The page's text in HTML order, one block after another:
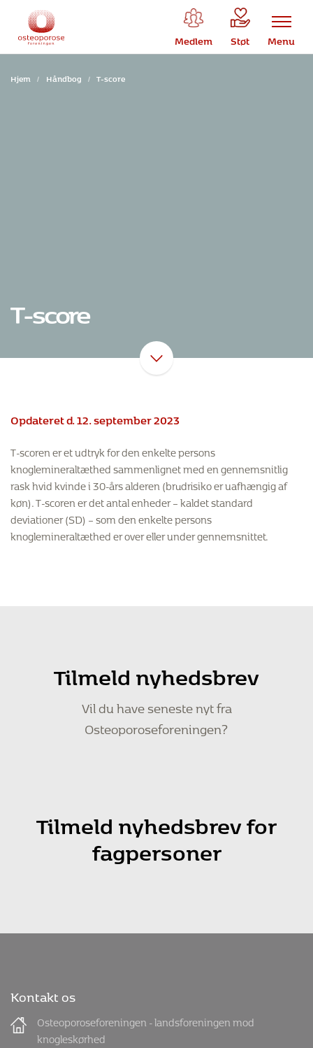
Medlem Støt Menu
Hjem / Håndbog / T-score
T-score
Opdateret d. 12. september 2023
T-scoren er et udtryk for den enkelte persons
knoglemineraltæthed sammenlignet med en gennemsnitlig
rask hvid kvinde i 30-års alderen (brudrisiko er uafhængig af
køn). T-scoren er det antal enheder – kaldet standard
deviationer (SD) – som den enkelte persons
knoglemineraltæthed er over eller under gennemsnittet.
Tilmeld nyhedsbrev
Vil du have seneste nyt fra
Osteoporoseforeningen?
Tilmeld nyhedsbrev for
fagpersoner
Kontakt os
Osteoporoseforeningen - landsforeningen mod
knogleskørhed